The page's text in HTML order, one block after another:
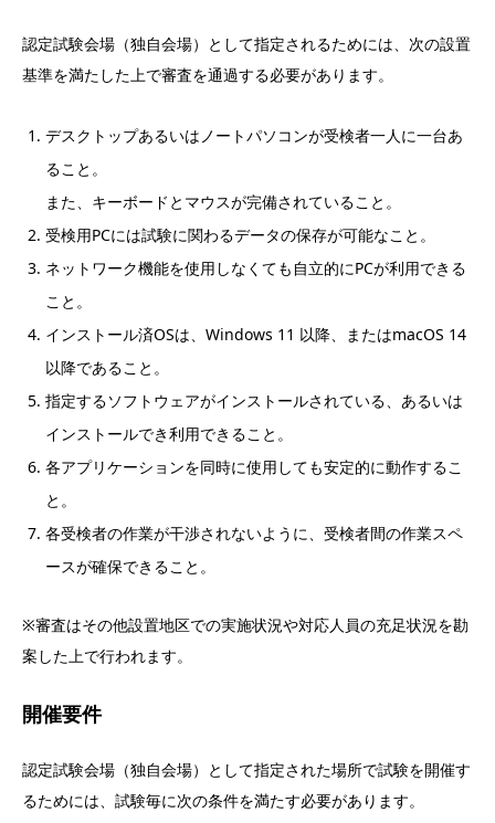
認定試験会場（独自会場）として指定されるためには、次の設置
基準を満たした上で審査を通過する必要があります。
デスクトップあるいはノートパソコンが受検者一人に一台あ
ること。
また、キーボードとマウスが完備されていること。
受検用PCには試験に関わるデータの保存が可能なこと。
ネットワーク機能を使用しなくても自立的にPCが利用できる
こと。
インストール済OSは、Windows 11 以降、またはmacOS 14
以降であること。
指定するソフトウェアがインストールされている、あるいは
インストールでき利用できること。
各アプリケーションを同時に使用しても安定的に動作するこ
と。
各受検者の作業が干渉されないように、受検者間の作業スペ
ースが確保できること。
※審査はその他設置地区での実施状況や対応人員の充足状況を勘
案した上で行われます。
開催要件
認定試験会場（独自会場）として指定された場所で試験を開催す
るためには、試験毎に次の条件を満たす必要があります。